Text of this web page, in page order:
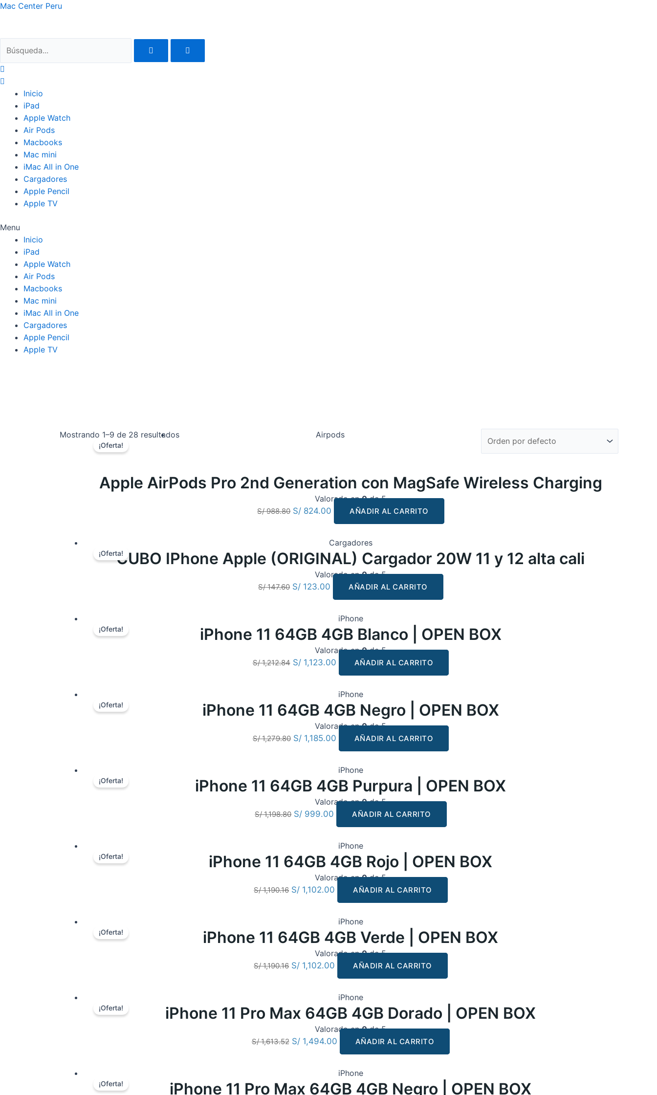
Ir
Mac Center Peru
Inicio
iPad
Apple Watch
Air Pods
Macbooks
Mac mini
iMac All in One
Cargadores
Apple Pencil
Apple TV
Menu
Inicio
iPad
Apple Watch
Air Pods
Macbooks
Mac mini
iMac All in One
Cargadores
Apple Pencil
Apple TV
Mostrando 1–9 de 28 resultados
¡Oferta!
Airpods
Apple AirPods Pro 2nd Generation con MagSafe Wireless Charging
Valorado en0de 5
S/988.80 S/ 824.00 AÑADIR AL CARRITO
¡Oferta!
Cargadores
CUBO IPhone Apple (ORIGINAL) Cargador 20W 11 y 12 alta cali
Valorado en0de 5
S/147.60 S/ 123.00 AÑADIR AL CARRITO
¡Oferta!
iPhone
iPhone 11 64GB 4GB Blanco | OPEN BOX
Valorado en0de 5
S/1,212.84 S/1,123.00 AÑADIR AL CARRITO
¡Oferta!
iPhone
iPhone 11 64GB 4GB Negro | OPEN BOX
Valorado en0de 5
S/1,279.80 S/1,185.00 AÑADIR AL CARRITO
¡Oferta!
iPhone
iPhone 11 64GB 4GB Purpura | OPEN BOX
Valorado en0de 5
S/1,198.80 S/ 999.00 AÑADIR AL CARRITO
¡Oferta!
iPhone
iPhone 11 64GB 4GB Rojo | OPEN BOX
Valorado en0de 5
S/1,190.16 S/ 1,102.00 AÑADIR AL CARRITO
¡Oferta!
iPhone
iPhone 11 64GB 4GB Verde | OPEN BOX
Valorado en0de 5
S/1,190.16 S/ 1,102.00 AÑADIR AL CARRITO
¡Oferta!
iPhone
iPhone 11 Pro Max 64GB 4GB Dorado | OPEN BOX
Valorado en0de 5
S/1,613.52 S/1,494.00 AÑADIR AL CARRITO
¡Oferta!
iPhone
iPhone 11 Pro Max 64GB 4GB Negro | OPEN BOX